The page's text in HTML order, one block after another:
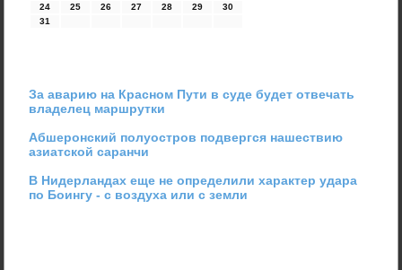
24
25 26 27 28 29
30
31
За аварию на Красном Пути в суде будет отвечать
владелец маршрутки
Абшеронский полуостров подвергся нашествию
азиатской саранчи
В Нидерландах еще не определили характер удара
по Боингу - с воздуха или с земли